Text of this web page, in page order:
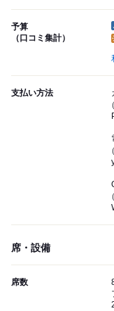
予算
（口コミ集計）
支払い方法
席・設備
席数